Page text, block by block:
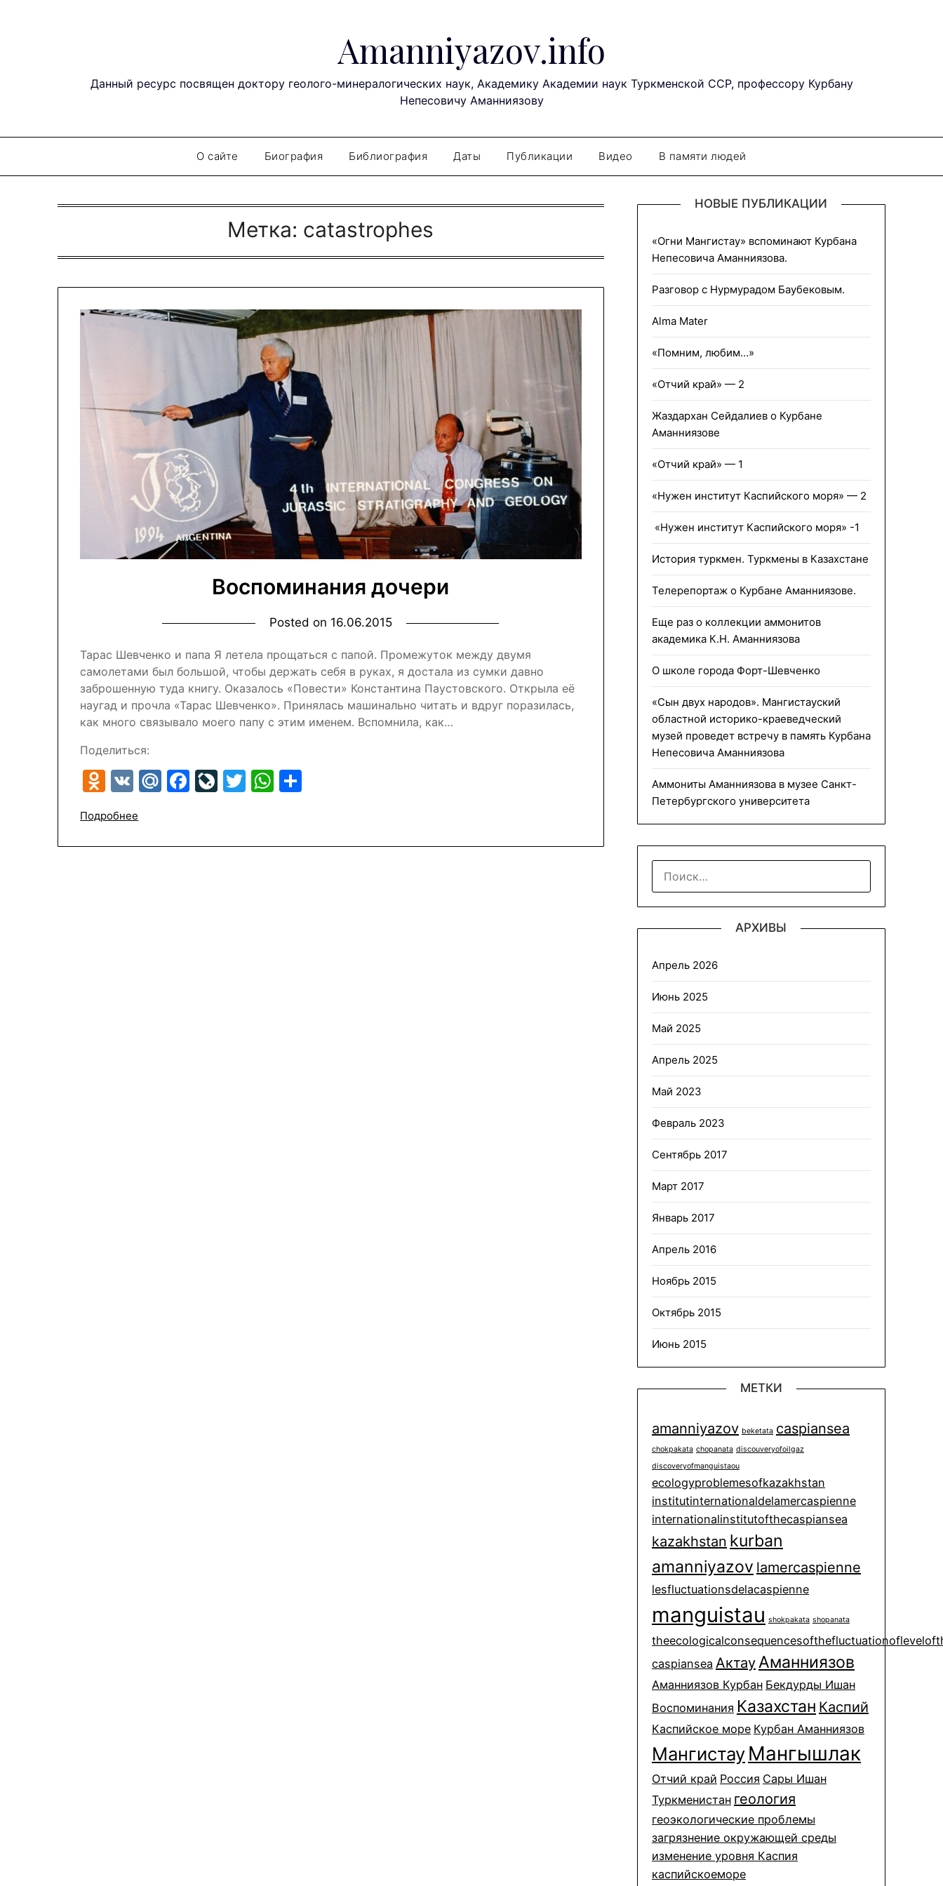
Amanniyazov.info
Данный ресурс посвящен доктору геолого-минералогических наук, Академику Академии наук Туркменской ССР, профессору Курбану
Непесовичу Аманниязову
О сайте Биография Библиография Даты Публикации Видео В памяти людей
Метка: catastrophes
Воспоминания дочери
Posted on 16.06.2015
Тарас Шевченко и папа Я летела прощаться с папой. Промежуток между двумя
самолетами был большой, чтобы держать себя в руках, я достала из сумки давно
заброшенную туда книгу. Оказалось «Повести» Константина Паустовского. Открыла её
наугад и прочла «Тарас Шевченко». Принялась машинально читать и вдруг поразилась,
как много связывало моего папу с этим именем. Вспомнила, как…
Поделиться:
Odnoklassniki
VK Mail.Ru
Facebook
LiveJournal
TwitterWhatsApp
Подробнее
НОВЫЕ ПУБЛИКАЦИИ
«Огни Мангистау» вспоминают Курбана
Непесовича Аманниязова.
Разговор с Нурмурадом Баубековым.
Alma Mater
«Помним, любим…»
«Отчий край» — 2
Жаздархан Сейдалиев о Курбане
Аманниязове
«Отчий край» — 1
«Нужен институт Каспийского моря» — 2
«Нужен институт Каспийского моря» -1
История туркмен. Туркмены в Казахстане
Телерепортаж о Курбане Аманниязове.
Еще раз о коллекции аммонитов
академика К.Н. Аманниязова
О школе города Форт-Шевченко
«Сын двух народов». Мангистауский
областной историко-краеведческий
музей проведет встречу в память Курбана
Непесовича Аманниязова
Аммониты Аманниязова в музее Санкт-
Петербургского университета
АРХИВЫ
Апрель 2026
Июнь 2025
Май 2025
Апрель 2025
Май 2023
Февраль 2023
Сентябрь 2017
Март 2017
Январь 2017
Апрель 2016
Ноябрь 2015
Октябрь 2015
Июнь 2015
МЕТКИ
amanniyazov beketata caspiansea
chokpakata chopanata discouveryofoilgaz
discoveryofmanguistaou
ecologyproblemesofkazakhstan
institutinternationaldelamercaspienne
internationalinstitutofthecaspiansea
kazakhstan kurban
amanniyazov lamercaspienne
lesfluctuationsdelacaspienne
manguistau shokpakata shopanata
caspiansea АктауАманниязов
Аманниязов Курбан Бекдурды Ишан
Воспоминания Казахстан Каспий
Каспийское море Курбан Аманниязов
МангистауМангышлак
Отчий край Россия Сары Ишан
Туркменистан геология
геоэкологические проблемы
загрязнение окружающей среды
изменение уровня Каспия
каспийскоеморе